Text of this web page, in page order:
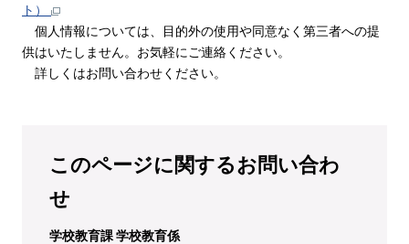
ト）
個人情報については、目的外の使用や同意なく第三者への提
供はいたしません。お気軽にご連絡ください。
詳しくはお問い合わせください。
このページに関するお問い合わ
せ
学校教育課 学校教育係